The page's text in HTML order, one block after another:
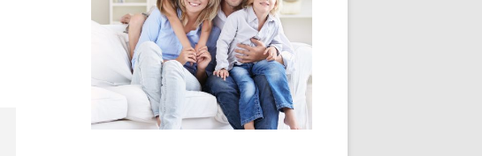
CSL
LDD
LEP